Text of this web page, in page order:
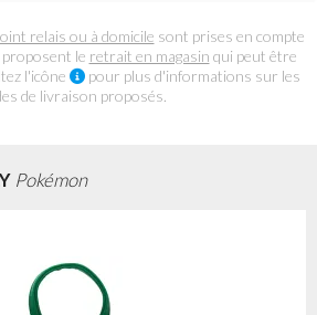
relais ou à domicile sont prises en compte
le retrait en magasin qui peut être
l'icône
pour plus d'informations sur les
de livraison proposés.
Pokémon